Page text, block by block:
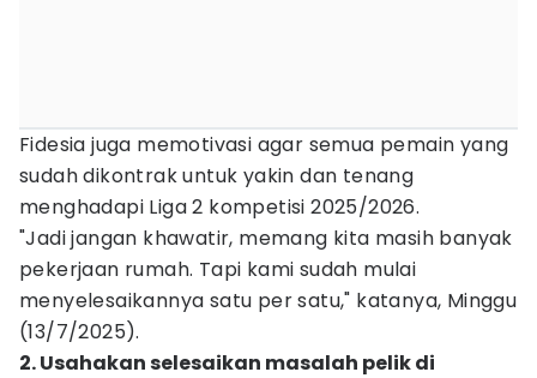
Fidesia juga memotivasi agar semua pemain yang
sudah dikontrak untuk yakin dan tenang
menghadapi Liga 2 kompetisi 2025/2026.
"Jadi jangan khawatir, memang kita masih banyak
pekerjaan rumah. Tapi kami sudah mulai
menyelesaikannya satu per satu," katanya, Minggu
(13/7/2025).
2. Usahakan selesaikan masalah pelik di